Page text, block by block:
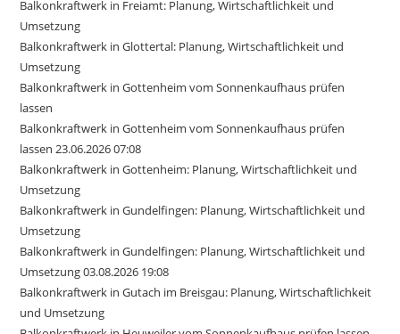
Balkonkraftwerk in Freiamt: Planung, Wirtschaftlichkeit und
Umsetzung
Balkonkraftwerk in Glottertal: Planung, Wirtschaftlichkeit und
Umsetzung
Balkonkraftwerk in Gottenheim vom Sonnenkaufhaus prüfen
lassen
Balkonkraftwerk in Gottenheim vom Sonnenkaufhaus prüfen
lassen 23.06.2026 07:08
Balkonkraftwerk in Gottenheim: Planung, Wirtschaftlichkeit und
Umsetzung
Balkonkraftwerk in Gundelfingen: Planung, Wirtschaftlichkeit und
Umsetzung
Balkonkraftwerk in Gundelfingen: Planung, Wirtschaftlichkeit und
Umsetzung 03.08.2026 19:08
Balkonkraftwerk in Gutach im Breisgau: Planung, Wirtschaftlichkeit
und Umsetzung